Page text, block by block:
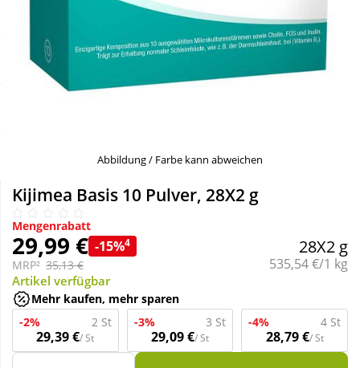
Schnäppchen
Täglich gut versorgt
Körperpflege & Kosmetik
Liebe & Erotik
Nahrungsergänzung
Natur & Homöopathie
Sanitätshaus
Sport & Fitness
Tierbedarf
Abbildung / Farbe kann abweichen
Kijimea Basis 10 Pulver, 28X2 g
Mengenrabatt
29,99 € -15%4
MRP² 35,13 €
28X2 g
Grundpreis:
535,54 €/1 kg
Artikel verfügbar
Mehr kaufen, mehr sparen
-2%
2 St
29,39 €/ St
-3% 3 St
29,09 €/ St
-4% 4 St
28,79 €/ St